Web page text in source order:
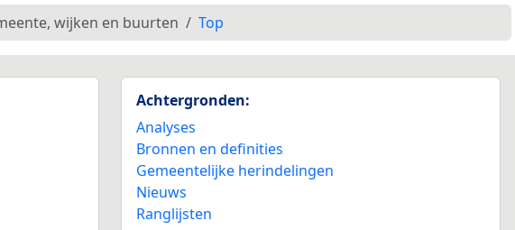
wijken en buurten Top
Achtergronden:
Analyses
Bronnen en definities
Gemeentelijke herindelingen
Nieuws
Ranglijsten